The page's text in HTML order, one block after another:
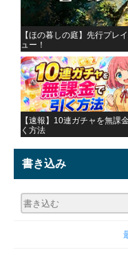
【ほの暮しの庭】先行プレ
ュー！
【速報】10連ガチャを無課金
く方法
書き込み